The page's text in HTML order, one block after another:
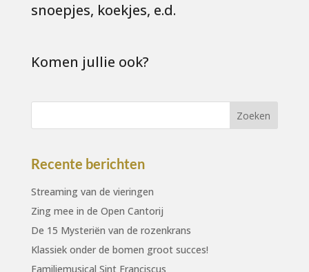
snoepjes, koekjes, e.d.
Komen jullie ook?
Recente berichten
Streaming van de vieringen
Zing mee in de Open Cantorij
De 15 Mysteriën van de rozenkrans
Klassiek onder de bomen groot succes!
Familiemusical Sint Franciscus